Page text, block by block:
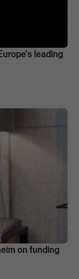
leading
on funding